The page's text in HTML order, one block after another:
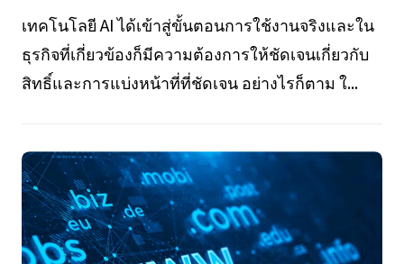
เทคโนโลยี AI ได้เข้าสู่ขั้นตอนการใช้งานจริงและใน
ธุรกิจที่เกี่ยวข้องก็มีความต้องการให้ชัดเจนเกี่ยวกับ
สิทธิ์และการแบ่งหน้าที่ที่ชัดเจน อย่างไรก็ตาม ใ...